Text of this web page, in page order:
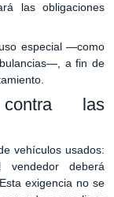
las obligaciones
especial —como
a fin de
las
vehículos usados:
deberá
exigencia no se